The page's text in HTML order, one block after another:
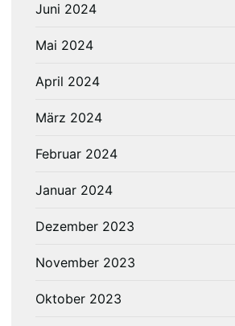
Juni 2024
Mai 2024
April 2024
März 2024
Februar 2024
Januar 2024
Dezember 2023
November 2023
Oktober 2023